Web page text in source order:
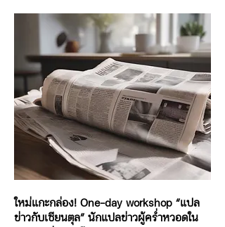
ใหม่แกะกล่อง! One-day workshop “แปล
ข่าวกับเซียนตุล” นักแปลข่าวผู้คร่ำหวอดใน